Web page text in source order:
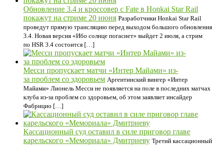
Обновление 3.4 и кроссовер с Fate в Honkai Star Rail
покажут на стриме 20 июня Разработчики Honkai Star Rail
проведут прямую трансляцию перед выходом большого обновления
3.4. Новая версия «Ибо солнце погаснет» выйдет 2 июля, а стрим
по HSR 3.4 состоится […]
Месси пропускает матчи «Интер Майами» из-
за проблем со здоровьем Аргентинский вингер «Интер
Майами» Лионель Месси не появляется на поле в последних матчах
клуба из-за проблем со здоровьем, об этом заявляет инсайдер
Фабрицио […]
Кассационный суд оставил в силе приговор главе
карельского «Мемориала» Дмитриеву Третий кассационный